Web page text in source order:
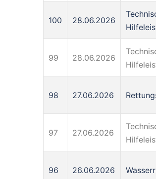
100 28.06.2026
99 28.06.2026
98 27.06.2026
97 27.06.2026
96 26.06.2026